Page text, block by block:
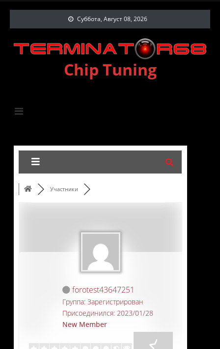
Суббота, Август 08, 2026
Chip Tuning
Участники
forotest43647251
Группа: Зарегистрирован
Присоединился: 2023/01/28
New Member